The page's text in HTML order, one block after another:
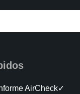
AirCheck✓